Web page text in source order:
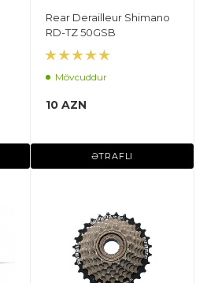
Rear Derailleur Shimano
RD-TZ 50GSB
Mövcuddur
10 AZN
ƏTRAFLI